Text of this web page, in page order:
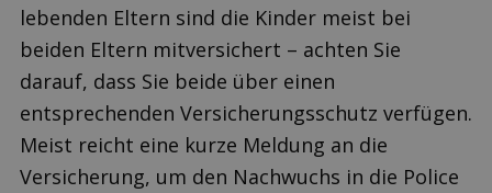
lebenden Eltern sind die Kinder meist bei
beiden Eltern mitversichert – achten Sie
darauf, dass Sie beide über einen
entsprechenden Versicherungsschutz verfügen.
Meist reicht eine kurze Meldung an die
Versicherung, um den Nachwuchs in die Police